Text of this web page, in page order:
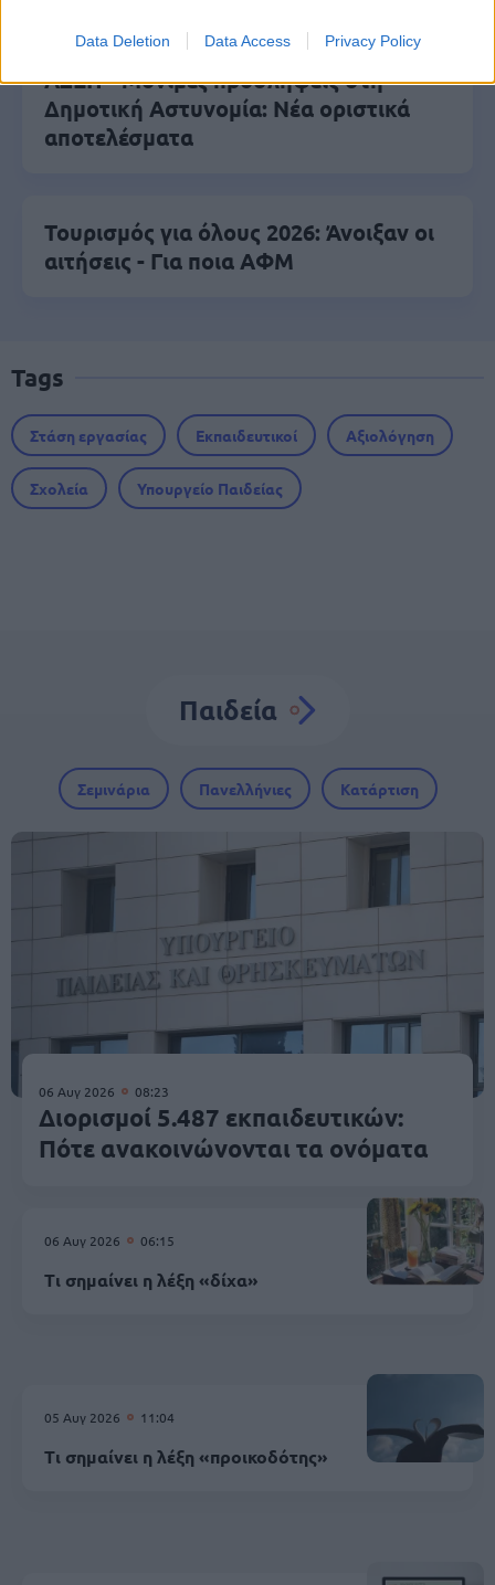
Data Deletion Data Access Privacy Policy
ΑΣΕΠ - Μόνιμες προσλήψεις στη
Δημοτική Αστυνομία: Νέα οριστικά
αποτελέσματα
Τουρισμός για όλους 2026: Άνοιξαν οι
αιτήσεις - Για ποια ΑΦΜ
Tags
Στάση εργασίας Εκπαιδευτικοί Αξιολόγηση
Σχολεία Υπουργείο Παιδείας
Παιδεία
Σεμινάρια Πανελλήνιες Κατάρτιση
06 Αυγ 2026 08:23
Διορισμοί 5.487 εκπαιδευτικών:
Πότε ανακοινώνονται τα ονόματα
06 Αυγ 2026 06:15
Τι σημαίνει η λέξη «δίχα»
05 Αυγ 2026 11:04
Τι σημαίνει η λέξη «προικοδότης»